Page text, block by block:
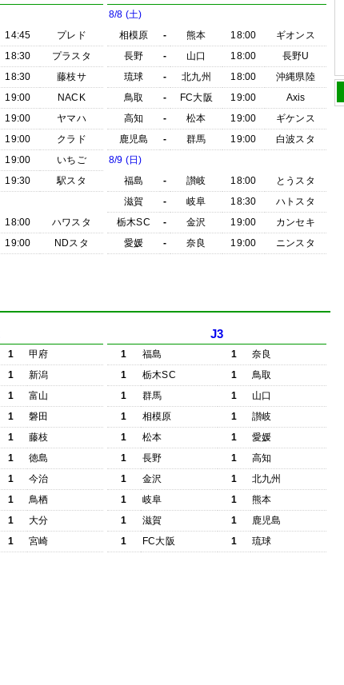
14:45
プレド
18:30
プラスタ
18:30
藤枝サ
19:00
NACK
19:00
ヤマハ
19:00
クラド
19:00
いちご
19:30
駅スタ
18:00
ハワスタ
19:00 NDスタ
8/8 (土)
相模原
- 熊本 18:00
ギオンス
長野
- 山口 18:00
長野U
琉球
- 北九州 18:00
沖縄県陸
鳥取
- FC大阪 19:00
Axis
高知
- 松本 19:00
ギケンス
鹿児島
- 群馬 19:00
白波スタ
8/9 (日)
福島
- 讃岐 18:00
とうスタ
滋賀
- 岐阜 18:30
ハトスタ
栃木SC
- 金沢 19:00
カンセキ
愛媛
- 奈良 19:00 ニンスタ
1
甲府
1
新潟
1
富山
1
磐田
1
藤枝
1
徳島
1
今治
1
鳥栖
1
大分
1 宮崎
J3
1 福島 1
奈良
1
栃木SC 1
鳥取
1
群馬 1
山口
1
相模原 1
讃岐
1
松本 1
愛媛
1
長野 1
高知
1
金沢 1
北九州
1
岐阜 1
熊本
1
滋賀 1
鹿児島
1
FC大阪 1 琉球